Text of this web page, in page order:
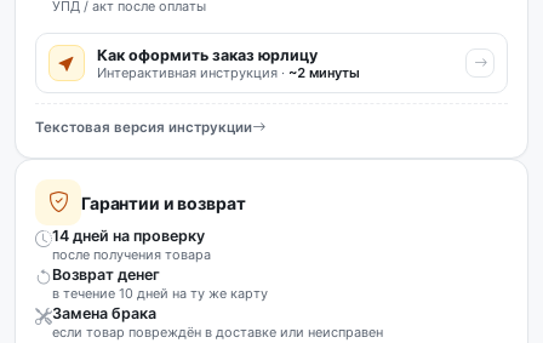
УПД / акт после оплаты
Как оформить заказ юрлицу
Интерактивная инструкция · ~2 минуты
Текстовая версия инструкции
Гарантии и возврат
14 дней на проверку
после получения товара
Возврат денег
в течение 10 дней на ту же карту
Замена брака
если товар повреждён в доставке или неисправен